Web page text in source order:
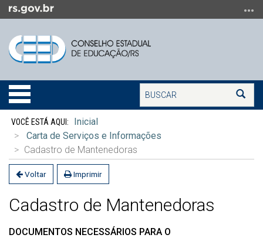
para
conteúdo
menu
para
busca
Alterna
a
navegação
Buscar
Início
conteúdo
Inicial
Carta de Serviços e Informações
Cadastro de Mantenedoras
Voltar Imprimir
Cadastro de Mantenedoras
DOCUMENTOS NECESSÁRIOS PARA O